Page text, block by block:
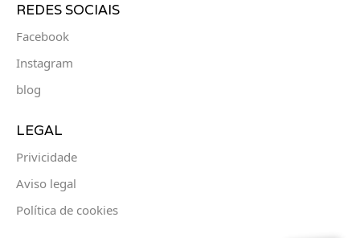
REDES SOCIAIS
Facebook
Instagram
blog
LEGAL
Privicidade
Aviso legal
Política de cookies